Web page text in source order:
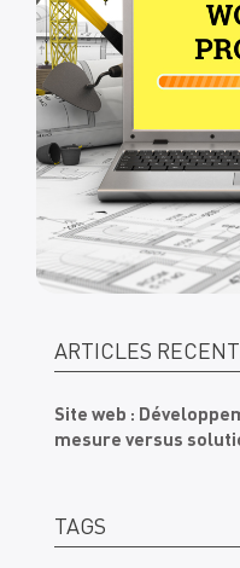
ARTICLES
Site web :
mesure versus
TAGS